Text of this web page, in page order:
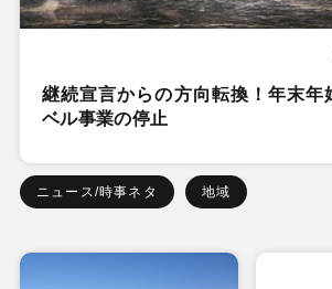
継続宣言からの方向転換！年末年
ベル事業の停止
ニュース/時事ネタ 地域